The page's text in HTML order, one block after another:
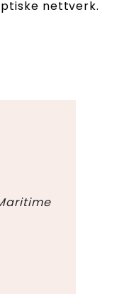
nettverk.